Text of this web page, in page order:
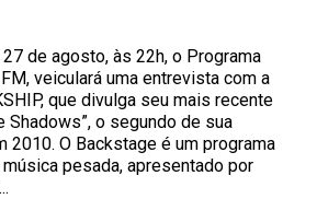
de agosto, às 22h, o Programa
veiculará uma entrevista com a
que divulga seu mais recente
Shadows”, o segundo de sua
2010. O Backstage é um programa
pesada, apresentado por